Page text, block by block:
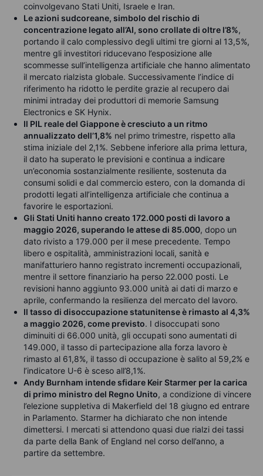
coinvolgevano Stati Uniti, Israele e Iran.
Le azioni sudcoreane, simbolo del rischio di
concentrazione legato all’AI, sono crollate di oltre l’8%,
portando il calo complessivo degli ultimi tre giorni al 13,5%,
mentre gli investitori riducevano l’esposizione alle
scommesse sull’intelligenza artificiale che hanno alimentato
il mercato rialzista globale. Successivamente l’indice di
riferimento ha ridotto le perdite grazie al recupero dai
minimi intraday dei produttori di memorie Samsung
Electronics e SK Hynix.
Il PIL reale del Giappone è cresciuto a un ritmo
annualizzato dell’1,8% nel primo trimestre, rispetto alla
stima iniziale del 2,1%. Sebbene inferiore alla prima lettura,
il dato ha superato le previsioni e continua a indicare
un’economia sostanzialmente resiliente, sostenuta da
consumi solidi e dal commercio estero, con la domanda di
prodotti legati all’intelligenza artificiale che continua a
favorire le esportazioni.
Gli Stati Uniti hanno creato 172.000 posti di lavoro a
maggio 2026, superando le attese di 85.000, dopo un
dato rivisto a 179.000 per il mese precedente. Tempo
libero e ospitalità, amministrazioni locali, sanità e
manifatturiero hanno registrato incrementi occupazionali,
mentre il settore finanziario ha perso 22.000 posti. Le
revisioni hanno aggiunto 93.000 unità ai dati di marzo e
aprile, confermando la resilienza del mercato del lavoro.
Il tasso di disoccupazione statunitense è rimasto al 4,3%
a maggio 2026, come previsto. I disoccupati sono
diminuiti di 66.000 unità, gli occupati sono aumentati di
149.000, il tasso di partecipazione alla forza lavoro è
rimasto al 61,8%, il tasso di occupazione è salito al 59,2% e
l’indicatore U-6 è sceso all’8,1%.
Andy Burnham intende sfidare Keir Starmer per la carica
di primo ministro del Regno Unito, a condizione di vincere
l’elezione suppletiva di Makerfield del 18 giugno ed entrare
in Parlamento. Starmer ha dichiarato che non intende
dimettersi. I mercati si attendono quasi due rialzi dei tassi
da parte della Bank of England nel corso dell’anno, a
partire da settembre.